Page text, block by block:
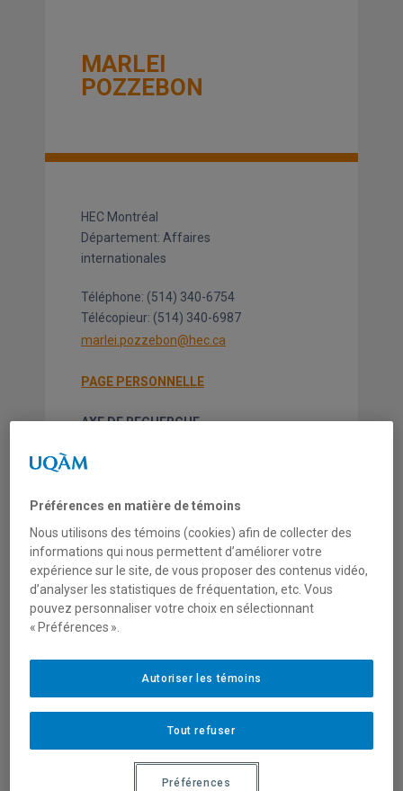
MARLEI
POZZEBON
HEC Montréal
Département: Affaires
internationales
Téléphone: (514) 340-6754
Télécopieur: (514) 340-6987
marlei.pozzebon@hec.ca
PAGE PERSONNELLE
AXE DE RECHERCHE
STATUT AU CRISES
DOMAINES D'EXPERTISE
l’innovation sociale
l’inclusion sociale
les nouvelles technologies, les
technologies sociales
la créativité citoyenne
le dialogue local-global
l’impact social, politique et
les théories de structuration
le rôle social des NTIC
Préférences en matière de témoins
Nous utilisons des témoins (cookies) afin de collecter des
informations qui nous permettent d’améliorer votre
expérience sur le site, de vous proposer des contenus vidéo,
d’analyser les statistiques de fréquentation, etc. Vous
pouvez personnaliser votre choix en sélectionnant
« Préférences ».
Tout refuser
Autoriser les témoins
Préférences